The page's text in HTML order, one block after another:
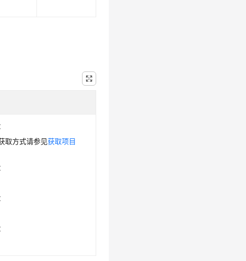
取方式请参见获取项目